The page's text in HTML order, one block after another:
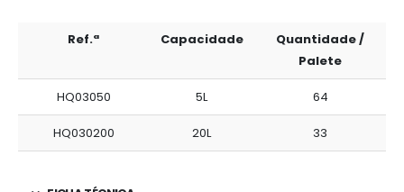
Ref.ª Capacidade
Quantidade /
Palete
HQ03050 5L 64
HQ030200 20L 33